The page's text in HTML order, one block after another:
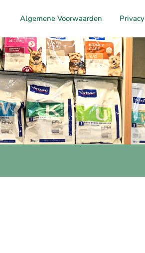
inhoud
Algemene Voorwaarden Privacy